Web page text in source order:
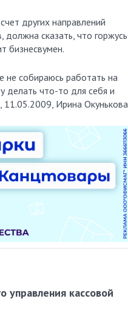
других направлений
сказать, что горжусь
бизнесвумен.
не собираюсь работать на
делать что-то для себя и
11.05.2009, Ирина Окунькова
кассовой